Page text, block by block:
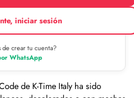
iniciar sesión
de crear tu cuenta?
WhatsApp
de K-Time Italy ha sido